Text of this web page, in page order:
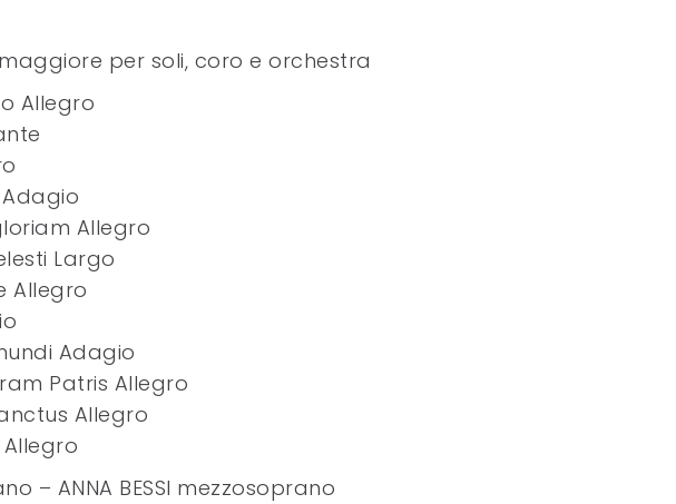
maggiore per soli, coro e orchestra
Allegro
Allegro
Largo
Allegro
Adagio
Patris Allegro
Allegro
– ANNA BESSI mezzosoprano